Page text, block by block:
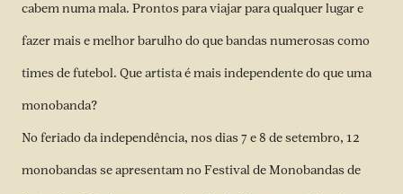
cabem numa mala. Prontos para viajar para qualquer lugar e
fazer mais e melhor barulho do que bandas numerosas como
times de futebol. Que artista é mais independente do que uma
monobanda?
No feriado da independência, nos dias 7 e 8 de setembro, 12
monobandas se apresentam no Festival de Monobandas de